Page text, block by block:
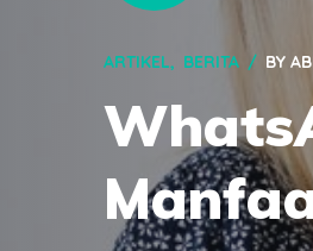
ARTIKEL BERITA BY